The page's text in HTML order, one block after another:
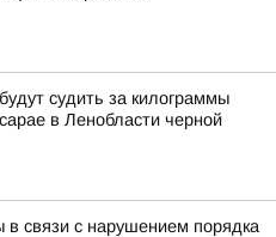
судить за килограммы
в Ленобласти черной
связи с нарушением порядка